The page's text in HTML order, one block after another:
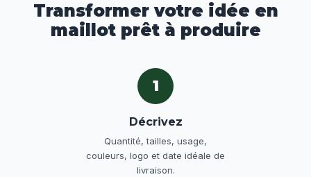
Transformer votre idée en
maillot prêt à produire
1
Décrivez
Quantité, tailles, usage,
couleurs, logo et date idéale de
livraison.